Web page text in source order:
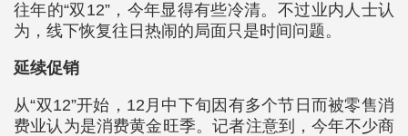
往年的“双12”，今年显得有些冷清。不过业内人士认
为，线下恢复往日热闹的局面只是时间问题。
延续促销
从“双12”开始，12月中下旬因有多个节日而被零售消
费业认为是消费黄金旺季。记者注意到，今年不少商